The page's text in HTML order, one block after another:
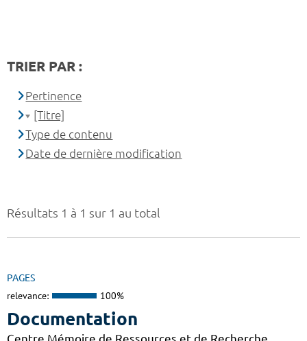
Résultats 1 à 1 sur 1 au total
PAGES
relevance: 100%
Documentation
TRIER PAR :
Pertinence
[Titre]
Type de contenu
Date de dernière modification